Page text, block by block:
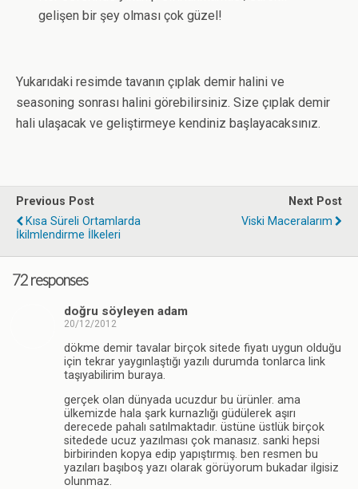
gelişen bir şey olması çok güzel!
Yukarıdaki resimde tavanın çıplak demir halini ve
seasoning sonrası halini görebilirsiniz. Size çıplak demir
hali ulaşacak ve geliştirmeye kendiniz başlayacaksınız.
Previous Post
Kısa Süreli Ortamlarda
İkilmlendirme İlkeleri
Next Post
Viski Maceralarım
72 responses
doğru söyleyen adam
20/12/2012
dökme demir tavalar birçok sitede fiyatı uygun olduğu
için tekrar yaygınlaştığı yazılı durumda tonlarca link
taşıyabilirim buraya.
gerçek olan dünyada ucuzdur bu ürünler. ama
ülkemizde hala şark kurnazlığı güdülerek aşırı
derecede pahalı satılmaktadır. üstüne üstlük birçok
sitedede ucuz yazılması çok manasız. sanki hepsi
birbirinden kopya edip yapıştırmış. ben resmen bu
yazıları başıboş yazı olarak görüyorum bukadar ilgisiz
olunmaz.